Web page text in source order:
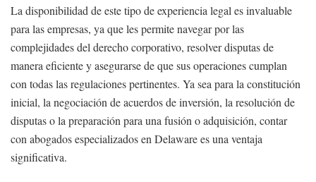
La disponibilidad de este tipo de experiencia legal es invaluable
para las empresas, ya que les permite navegar por las
complejidades del derecho corporativo, resolver disputas de
manera eficiente y asegurarse de que sus operaciones cumplan
con todas las regulaciones pertinentes. Ya sea para la constitución
inicial, la negociación de acuerdos de inversión, la resolución de
disputas o la preparación para una fusión o adquisición, contar
con abogados especializados en Delaware es una ventaja
significativa.